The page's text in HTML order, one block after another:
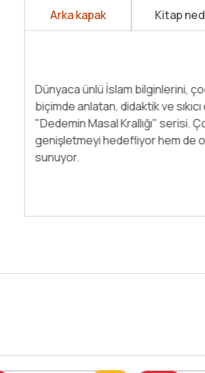
Arka kapak Kitap
Dünyadaki herkesin
düşündün mü? Peki, Yusuf ve
olan dünyasıyla tanışmaya ne
hem çok eğlenecek hem de
bilginlerini tanıma fırsatını